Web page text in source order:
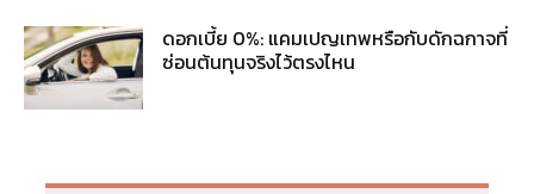
ดอกเบี้ย 0%: แคมเปญเทพหรือกับดักฉกาจที่
ซ่อนต้นทุนจริงไว้ตรงไหน